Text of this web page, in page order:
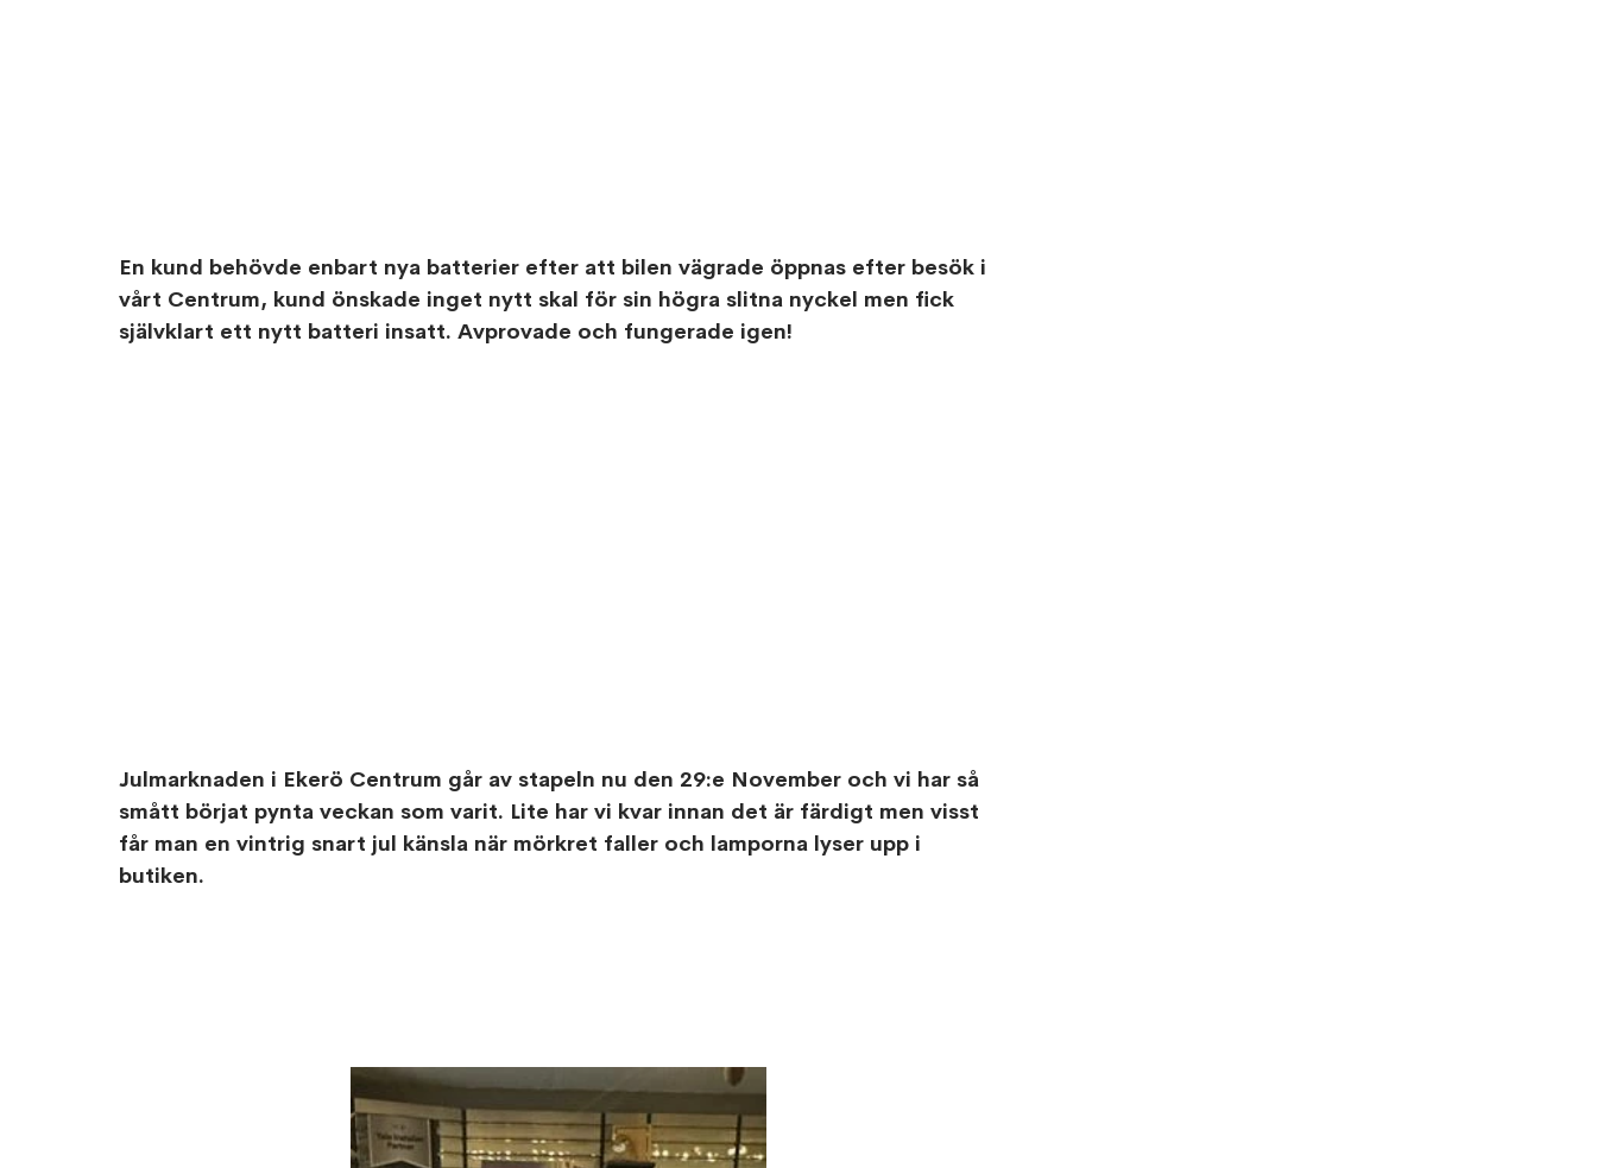
En kund behövde enbart nya batterier efter att bilen vägrade öppnas efter besök i
vårt Centrum, kund önskade inget nytt skal för sin högra slitna nyckel men fick
självklart ett nytt batteri insatt. Avprovade och fungerade igen!
Julmarknaden i Ekerö Centrum går av stapeln nu den 29:e November och vi har så
smått börjat pynta veckan som varit. Lite har vi kvar innan det är färdigt men visst
får man en vintrig snart jul känsla när mörkret faller och lamporna lyser upp i
butiken.